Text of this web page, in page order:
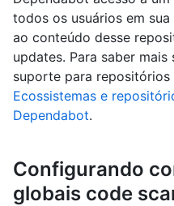
todos os usuários em
ao conteúdo desse
updates. Para saber
suporte para
Ecossistemas e
Dependabot.
Configurando
globais code